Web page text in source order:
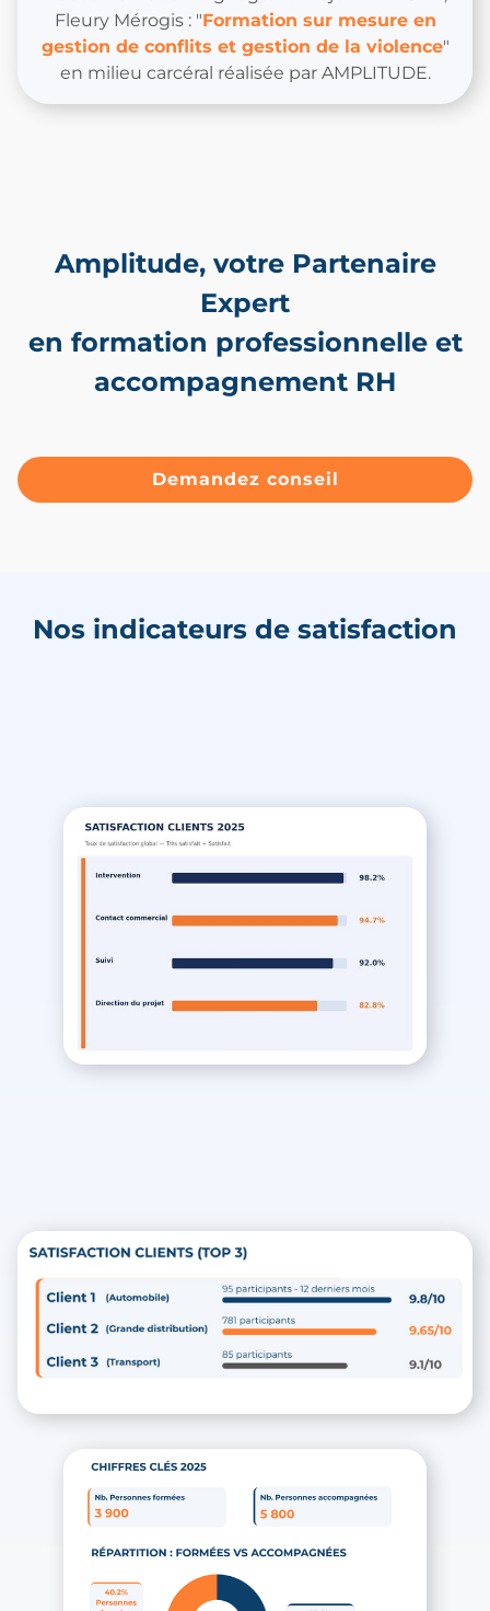
Fleury Mérogis : "Formation sur mesure en
gestion de conflits et gestion de la violence"
en milieu carcéral réalisée par AMPLITUDE.
Amplitude, votre Partenaire
Expert
en formation professionnelle et
accompagnement RH
Demandez conseil
Nos indicateurs de satisfaction